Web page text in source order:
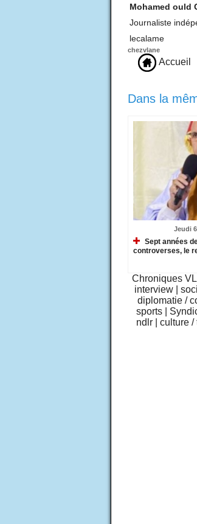
Mohamed ould
Journaliste
lecalame
chezvlane
Accueil
Dans la
Jeudi
Sept années
controverses, le
Chroniques
interview
diplomatie /
sports
ndlr
culture /